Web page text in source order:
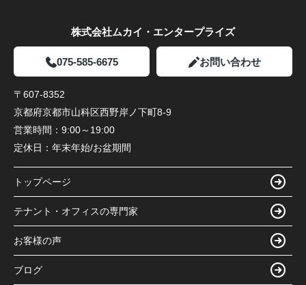
株式会社ムカイ・エンタープライズ
075-585-6675 お問い合わせ
〒607-8352
京都府京都市山科区西野岸ノ下町8-9
営業時間： 9:00～19:00
定休日： 年末年始/お盆期間
トップページ
テナント・オフィスの専門家
お客様の声
ブログ